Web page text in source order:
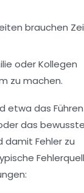
brauchen
oder Kollegen
zu machen.
etwa das
das
damit Fehler zu